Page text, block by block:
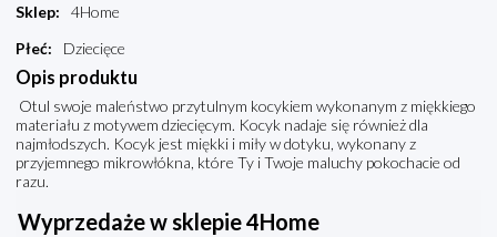
Sklep:
4Home
Płeć: Dziecięce
Opis produktu
Otul swoje maleństwo przytulnym kocykiem wykonanym z miękkiego
materiału z motywem dziecięcym. Kocyk nadaje się również dla
najmłodszych. Kocyk jest miękki i miły w dotyku, wykonany z
przyjemnego mikrowłókna, które Ty i Twoje maluchy pokochacie od
razu.
Wyprzedaże w sklepie 4Home